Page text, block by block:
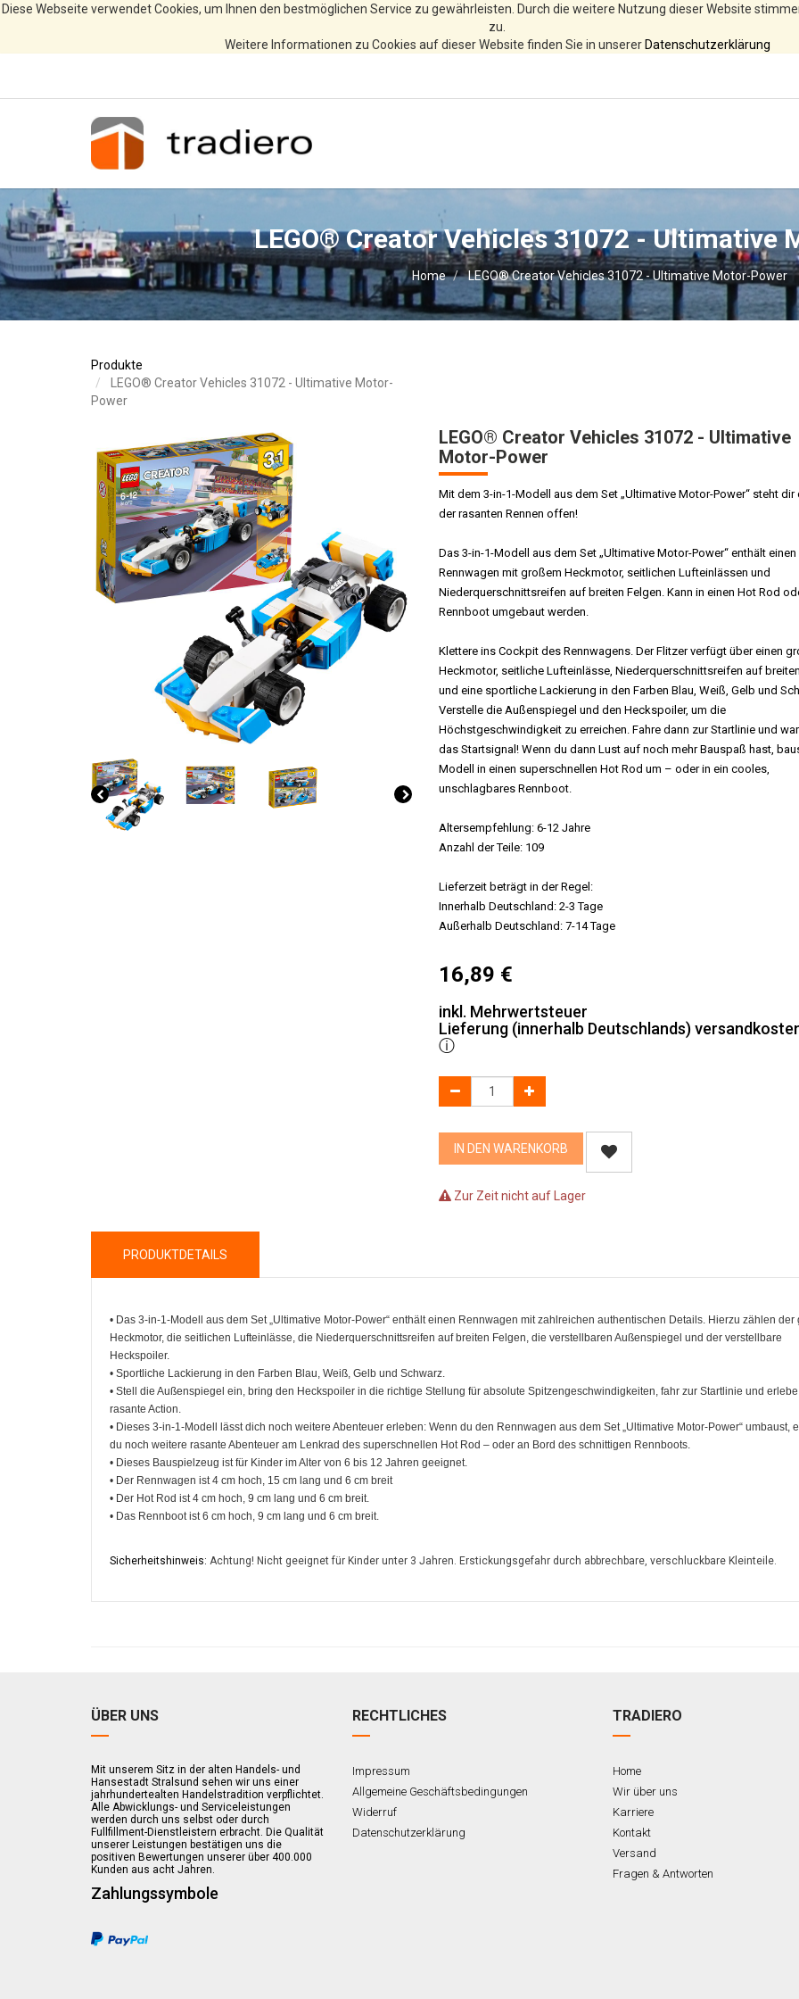
Diese Webseite verwendet Cookies, um Ihnen den bestmöglichen Service zu gewährleisten. Durch die weitere Nutzung dieser Website
zu.
Weitere Informationen zu Cookies auf dieser Website finden Sie in unserer Datenschutzerklärung
LEGO® Creator Vehicles 31072 - Ultimative
Home LEGO® Creator Vehicles 31072 - Ultimative Motor-Power
Produkte
LEGO® Creator Vehicles 31072 - Ultimative Motor-
Power
LEGO® Creator Vehicles 31072 - Ultimative
Motor-Power
Mit dem 3-in-1-Modell aus dem Set „Ultimative Motor-Power“ steht dir
der rasanten Rennen offen!
Das 3-in-1-Modell aus dem Set „Ultimative Motor-Power“ enthält einen
Rennwagen mit großem Heckmotor, seitlichen Lufteinlässen und
Niederquerschnittsreifen auf breiten Felgen. Kann in einen Hot Rod
Rennboot umgebaut werden.
Klettere ins Cockpit des Rennwagens. Der Flitzer verfügt über einen
Heckmotor, seitliche Lufteinlässe, Niederquerschnittsreifen auf
und eine sportliche Lackierung in den Farben Blau, Weiß, Gelb und
Verstelle die Außenspiegel und den Heckspoiler, um die
Höchstgeschwindigkeit zu erreichen. Fahre dann zur Startlinie und
das Startsignal! Wenn du dann Lust auf noch mehr Bauspaß hast,
Modell in einen superschnellen Hot Rod um – oder in ein cooles,
unschlagbares Rennboot.
Altersempfehlung: 6-12 Jahre
Anzahl der Teile: 109
Lieferzeit beträgt in der Regel:
Innerhalb Deutschland: 2-3 Tage
Außerhalb Deutschland: 7-14 Tage
16,89 €
inkl. Mehrwertsteuer
Lieferung (innerhalb Deutschlands)
ⓘ
IN DEN WARENKORB
Zur Zeit nicht auf Lager
PRODUKTDETAILS
• Das 3-in-1-Modell aus dem Set „Ultimative Motor-Power“ enthält einen Rennwagen mit zahlreichen authentischen Details. Hierzu zählen der
Heckmotor, die seitlichen Lufteinlässe, die Niederquerschnittsreifen auf breiten Felgen, die verstellbaren Außenspiegel und der verstellbare
Heckspoiler.
• Sportliche Lackierung in den Farben Blau, Weiß, Gelb und Schwarz.
• Stell die Außenspiegel ein, bring den Heckspoiler in die richtige Stellung für absolute Spitzengeschwindigkeiten, fahr zur Startlinie und erlebe
rasante Action.
• Dieses 3-in-1-Modell lässt dich noch weitere Abenteuer erleben: Wenn du den Rennwagen aus dem Set „Ultimative Motor-Power“ umbaust,
du noch weitere rasante Abenteuer am Lenkrad des superschnellen Hot Rod – oder an Bord des schnittigen Rennboots.
• Dieses Bauspielzeug ist für Kinder im Alter von 6 bis 12 Jahren geeignet.
• Der Rennwagen ist 4 cm hoch, 15 cm lang und 6 cm breit
• Der Hot Rod ist 4 cm hoch, 9 cm lang und 6 cm breit.
• Das Rennboot ist 6 cm hoch, 9 cm lang und 6 cm breit.
Sicherheitshinweis: Achtung! Nicht geeignet für Kinder unter 3 Jahren. Erstickungsgefahr durch abbrechbare, verschluckbare Kleinteile.
ÜBER UNS
Mit unserem Sitz in der alten Handels- und
Hansestadt Stralsund sehen wir uns einer
jahrhundertealten Handelstradition verpflichtet.
Alle Abwicklungs- und Serviceleistungen
werden durch uns selbst oder durch
Fullfillment-Dienstleistern erbracht. Die Qualität
unserer Leistungen bestätigen uns die
positiven Bewertungen unserer über 400.000
Kunden aus acht Jahren.
Zahlungssymbole
RECHTLICHES
Impressum
Allgemeine Geschäftsbedingungen
Widerruf
Datenschutzerklärung
TRADIERO
Home
Wir über uns
Karriere
Kontakt
Versand
Fragen & Antworten